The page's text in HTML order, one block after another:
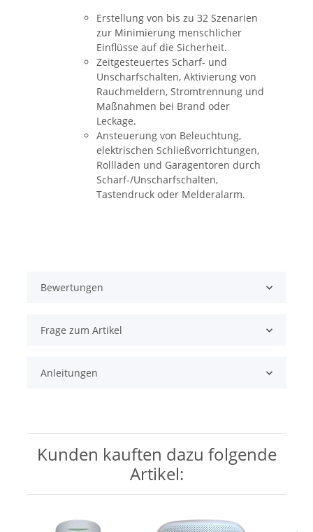
Erstellung von bis zu 32 Szenarien
zur Minimierung menschlicher
Einflüsse auf die Sicherheit.
Zeitgesteuertes Scharf- und
Unscharfschalten, Aktivierung von
Rauchmeldern, Stromtrennung und
Maßnahmen bei Brand oder
Leckage.
Ansteuerung von Beleuchtung,
elektrischen Schließvorrichtungen,
Rollläden und Garagentoren durch
Scharf-/Unscharfschalten,
Tastendruck oder Melderalarm.
Bewertungen
Frage zum Artikel
Anleitungen
Kunden kauften dazu folgende
Artikel: